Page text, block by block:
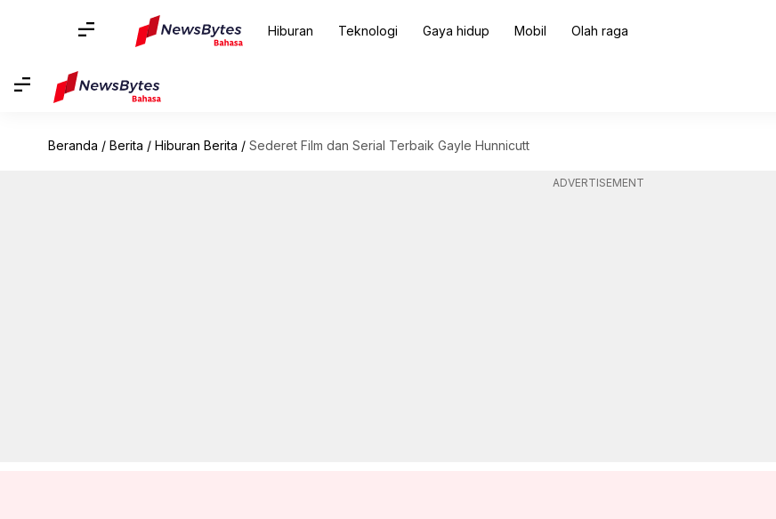
Hiburan Teknologi Gaya hidup Mobil Olah raga
Beranda / Berita / Hiburan Berita / Sederet Film dan Serial Terbaik Gayle Hunnicutt
ADVERTISEMENT